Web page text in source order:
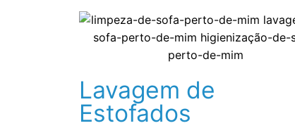
Lavagem de
Estofados